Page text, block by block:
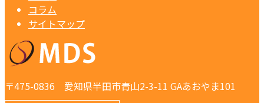
コラム
サイトマップ
〒475-0836 愛知県半田市青山2-3-11 GAあおやま101